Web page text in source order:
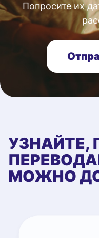
Попросите их
УЗНАЙТЕ,
МОЖНО